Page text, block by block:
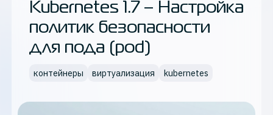
Kubernetes 1.7 – Настройка
политик безопасности
для пода (pod)
контейнеры виртуализация kubernetes